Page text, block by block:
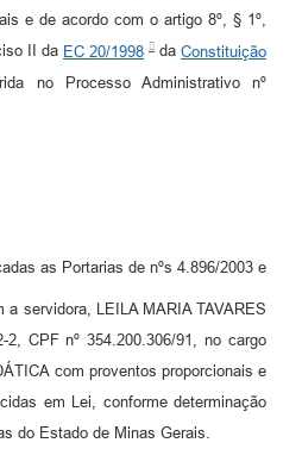
e de acordo com o artigo 8º, § 1º,
II da EC 20/1998 da Constituição
no Processo Administrativo nº
as Portarias de nºs 4.896/2003 e
a servidora, LEILA MARIA TAVARES
2, CPF nº 354.200.306/91, no cargo
com proventos proporcionais e
em Lei, conforme determinação
do Estado de Minas Gerais.